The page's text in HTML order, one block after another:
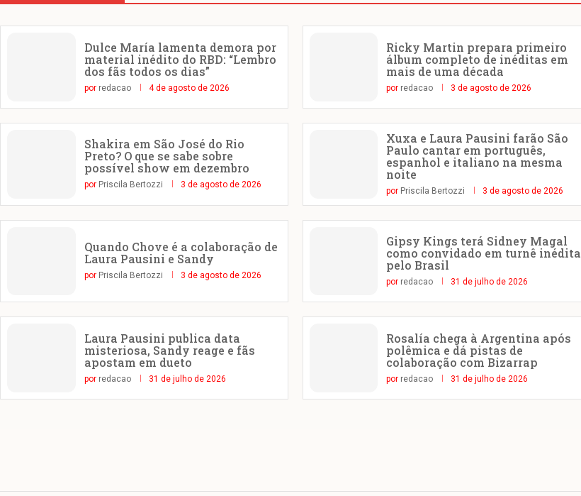
Dulce María lamenta demora por
material inédito do RBD: “Lembro
dos fãs todos os dias”
por redacao 4 de agosto de 2026
Ricky Martin prepara primeiro
álbum completo de inéditas em
mais de uma década
por redacao 3 de agosto de 2026
Shakira em São José do Rio
Preto? O que se sabe sobre
possível show em dezembro
por Priscila Bertozzi 3 de agosto de 2026
Xuxa e Laura Pausini farão São
Paulo cantar em português,
espanhol e italiano na mesma
noite
por Priscila Bertozzi 3 de agosto de 2026
Quando Chove é a colaboração de
Laura Pausini e Sandy
por Priscila Bertozzi 3 de agosto de 2026
Gipsy Kings terá Sidney Magal
como convidado em turnê inédita
pelo Brasil
por redacao 31 de julho de 2026
Laura Pausini publica data
misteriosa, Sandy reage e fãs
apostam em dueto
por redacao 31 de julho de 2026
Rosalía chega à Argentina após
polêmica e dá pistas de
colaboração com Bizarrap
por redacao 31 de julho de 2026